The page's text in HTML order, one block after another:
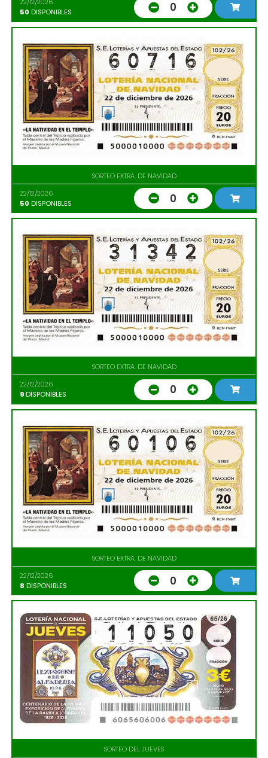
50 DISPONIBLES 0
SORTEO EXTRA. DE NAVIDAD
22/12/2026
50 DISPONIBLES 0
SORTEO EXTRA. DE NAVIDAD
22/12/2026
9DISPONIBLES 0
SORTEO EXTRA. DE NAVIDAD
22/12/2026
8 DISPONIBLES 0
SORTEO DEL JUEVES